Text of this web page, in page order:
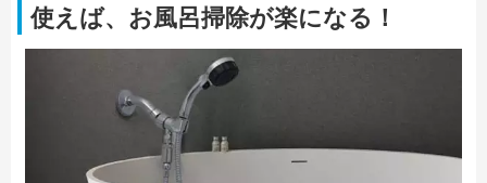
使えば、お風呂掃除が楽になる！